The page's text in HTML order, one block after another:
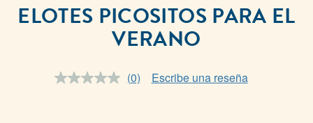
ELOTES PICOSITOS PARA EL
VERANO
Sin
(0) Escribe una reseña